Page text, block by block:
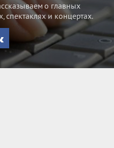
о главных
спектаклях и концертах.